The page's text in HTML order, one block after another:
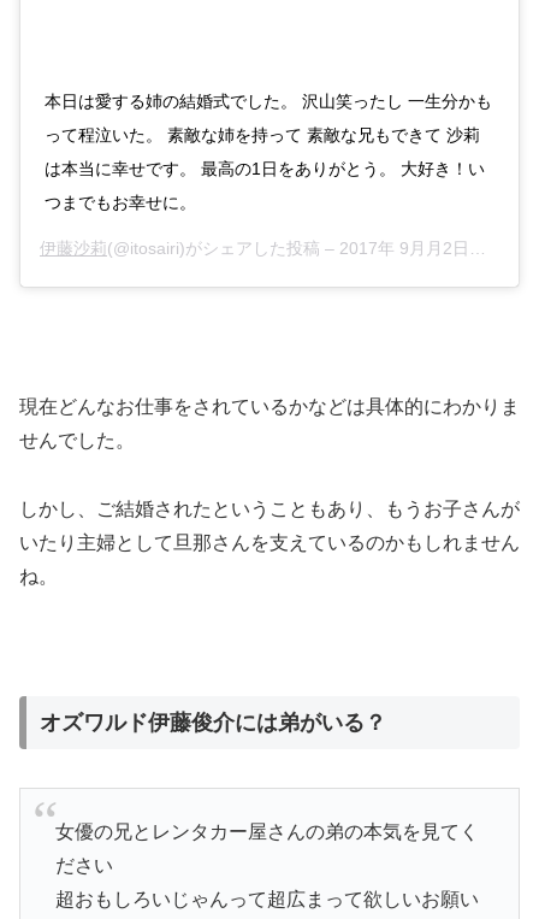
本日は愛する姉の結婚式でした。 沢山笑ったし 一生分かも
って程泣いた。 素敵な姉を持って 素敵な兄もできて 沙莉
は本当に幸せです。 最高の1日をありがとう。 大好き！い
つまでもお幸せに。
伊藤沙莉(@itosairi)がシェアした投稿 – 2017年 9月月2日午前6時35分PDT
現在どんなお仕事をされているかなどは具体的にわかりま
せんでした。
しかし、ご結婚されたということもあり、もうお子さんが
いたり主婦として旦那さんを支えているのかもしれません
ね。
オズワルド伊藤俊介には弟がいる？
女優の兄とレンタカー屋さんの弟の本気を見てく
ださい
超おもしろいじゃんって超広まって欲しいお願い